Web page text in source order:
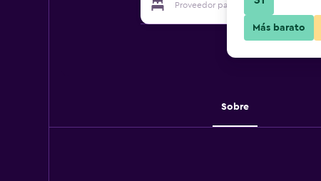
Proveedor para Raining Outside
Sobre
Más barato